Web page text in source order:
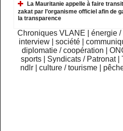
La Mauritanie appelle à faire
zakat par l’organisme officiel afin de
la transparence
Chroniques VLANE énergie /
interview
|société |
diplomatie / coopération
sports
Syndicats / Patronat
ndlr
|culture / tourisme